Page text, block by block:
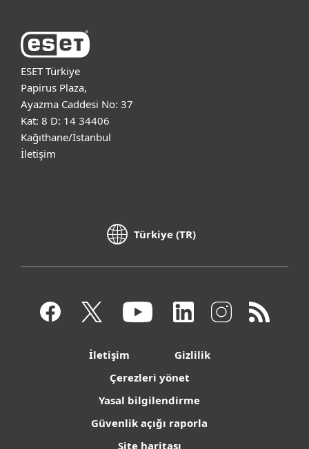
ESET Türkiye
Papirus Plaza,
Ayazma Caddesi No: 37
Kat: 8 D: 14 34406
Kağıthane/İstanbul
İletişim
Türkiye (TR)
İletişim
Gizlilik
Çerezleri yönet
Yasal bilgilendirme
Güvenlik açığı raporla
Site haritası